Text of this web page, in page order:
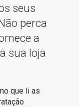
seus
perca
a
sua loja
que li as